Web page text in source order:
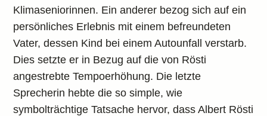
Klimaseniorinnen. Ein anderer bezog sich auf ein
persönliches Erlebnis mit einem befreundeten
Vater, dessen Kind bei einem Autounfall verstarb.
Dies setzte er in Bezug auf die von Rösti
angestrebte Tempoerhöhung. Die letzte
Sprecherin hebte die so simple, wie
symbolträchtige Tatsache hervor, dass Albert Rösti